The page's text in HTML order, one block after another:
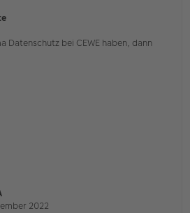
Datenschutz bei CEWE haben, dann
2022